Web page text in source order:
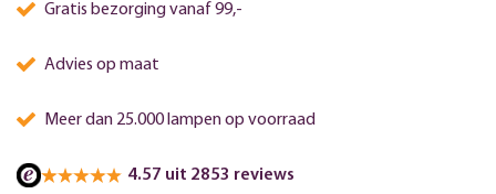
Gratis bezorging vanaf 99,-
Advies op maat
Meer dan 25.000 lampen op voorraad
4.57 uit 2853 reviews